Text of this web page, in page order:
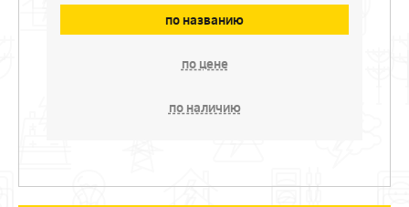
по названию
по цене
по наличию